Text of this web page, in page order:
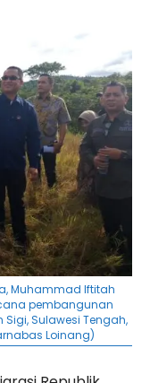
Muhammad Iftitah
pembangunan
Sigi, Sulawesi Tengah,
Loinang)